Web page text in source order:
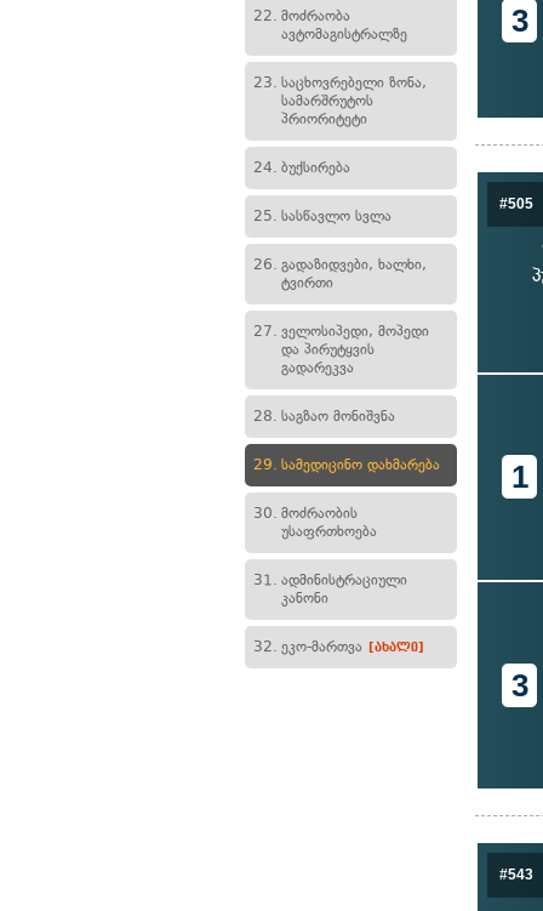
22. მოძრაობა
ავტომაგისტრალზე
23. საცხოვრებელი ზონა,
სამარშრუტოს
პრიორიტეტი
24. ბუქსირება
25. სასწავლო სვლა
26. გადაზიდვები, ხალხი,
ტვირთი
27. ველოსიპედი, მოპედი
და პირუტყვის
გადარეკვა
28. საგზაო მონიშვნა
29. სამედიცინო დახმარება
30. მოძრაობის
უსაფრთხოება
31. ადმინისტრაციული
კანონი
32. ეკო-მართვა [ახალი]
3
#505
1
3
#543